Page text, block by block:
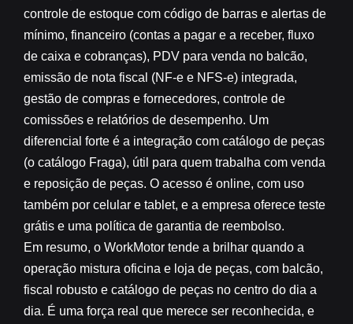
controle de estoque com código de barras e alertas de
mínimo, financeiro (contas a pagar e a receber, fluxo
de caixa e cobranças), PDV para venda no balcão,
emissão de nota fiscal (NF-e e NFS-e) integrada,
gestão de compras e fornecedores, controle de
comissões e relatórios de desempenho. Um
diferencial forte é a integração com catálogo de peças
(o catálogo Fraga), útil para quem trabalha com venda
e reposição de peças. O acesso é online, com uso
também por celular e tablet, e a empresa oferece teste
grátis e uma política de garantia de reembolso.
Em resumo, o WorkMotor tende a brilhar quando a
operação mistura oficina e loja de peças, com balcão,
fiscal robusto e catálogo de peças no centro do dia a
dia. É uma força real que merece ser reconhecida, e